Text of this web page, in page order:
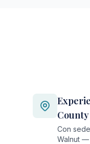
County
Con
Walnut